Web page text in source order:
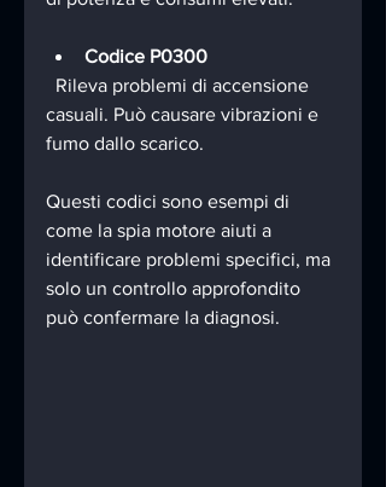
Codice P0300
casuali. Può causare vibrazioni e
fumo dallo scarico.
Questi codici sono esempi di
come la spia motore aiuti a
identificare problemi specifici, ma
solo un controllo approfondito
può confermare la diagnosi.